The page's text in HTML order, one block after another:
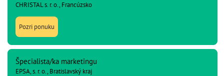
CHRISTAL s. r. o., Francúzsko
Pozri ponuku
Špecialista/ka marketingu
EPSA, s. r. o., Bratislavský kraj